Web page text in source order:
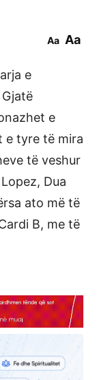
Aa Aa
e
Gjatë
e
e tyre të mira
të veshur
Dua
ato më të
B, me të